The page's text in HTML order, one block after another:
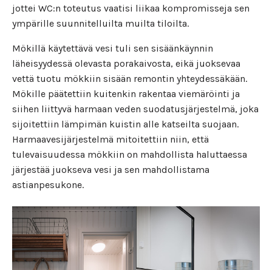
jottei WC:n toteutus vaatisi liikaa kompromisseja sen
ympärille suunnitelluilta muilta tiloilta.
Mökillä käytettävä vesi tuli sen sisäänkäynnin
läheisyydessä olevasta porakaivosta, eikä juoksevaa
vettä tuotu mökkiin sisään remontin yhteydessäkään.
Mökille päätettiin kuitenkin rakentaa viemäröinti ja
siihen liittyvä harmaan veden suodatusjärjestelmä, joka
sijoitettiin lämpimän kuistin alle katseilta suojaan.
Harmaavesijärjestelmä mitoitettiin niin, että
tulevaisuudessa mökkiin on mahdollista haluttaessa
järjestää juokseva vesi ja sen mahdollistama
astianpesukone.